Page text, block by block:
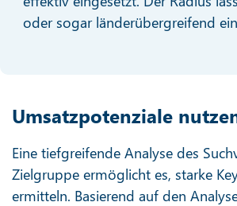
oder sogar länderübergreifend
Umsatzpotenziale
Eine tiefgreifende Analyse des
Zielgruppe ermöglicht es, starke
ermitteln. Basierend auf den